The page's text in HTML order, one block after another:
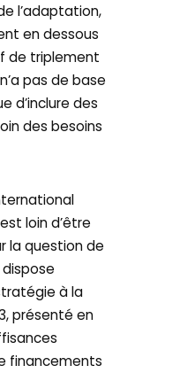
l’adaptation,
en dessous
de triplement
pas de base
d’inclure des
des besoins
loin d’être
la question de
à la
présenté en
financements